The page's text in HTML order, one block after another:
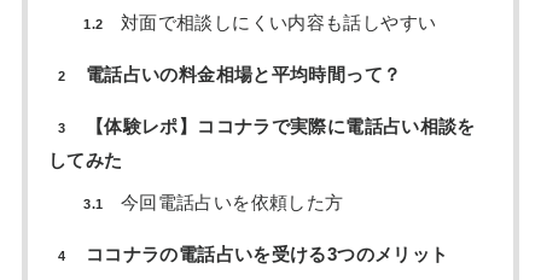
1.2 対面で相談しにくい内容も話しやすい
2 電話占いの料金相場と平均時間って？
3
【体験レポ】ココナラで実際に電話占い相談を
してみた
3.1 今回電話占いを依頼した方
4 ココナラの電話占いを受ける3つのメリット